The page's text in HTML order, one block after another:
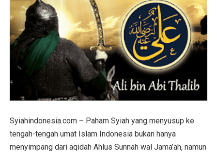
Syiahindonesia.com – Paham Syiah yang menyusup ke
tengah-tengah umat Islam Indonesia bukan hanya
menyimpang dari aqidah Ahlus Sunnah wal Jama’ah, namun